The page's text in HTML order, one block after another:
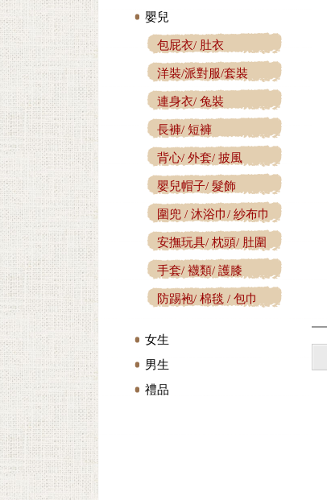
嬰兒
包屁衣/ 肚衣
洋裝/派對服/套裝
連身衣/ 兔裝
長褲/ 短褲
背心/ 外套/ 披風
嬰兒帽子/ 髮飾
圍兜 / 沐浴巾/ 紗布巾
安撫玩具/ 枕頭/ 肚圍
手套/ 襪類/ 護膝
防踢袍/ 棉毯 / 包巾
女生
男生
禮品